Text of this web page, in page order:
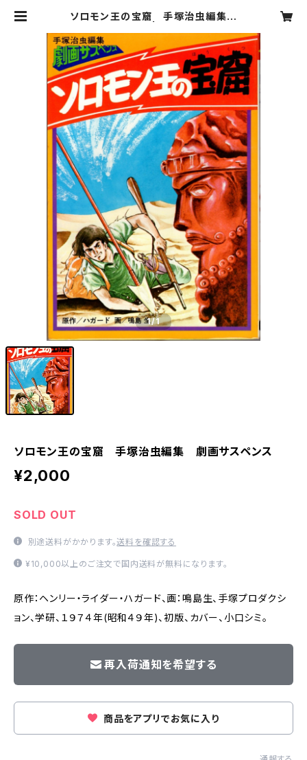
ソロモン王の宝窟 手塚治虫編集
1/1
ソロモン王の宝窟 手塚治虫編集 劇画サスペンス
¥2,000
SOLD OUT
別途送料がかかります。送料を確認する
¥10,000以上のご注文で国内送料が無料になります。
原作：ヘンリー・ライダー・ハガード、画：鳴島生、手塚プロダクシ
ョン、学研、１９７４年(昭和４９年)、初版、カバー、小口シミ。
再入荷通知を希望する
商品をアプリでお気に入り